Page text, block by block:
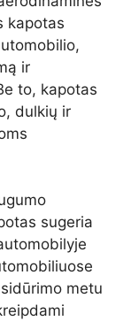
kapotas
ir
to, kapotas
dulkių ir
sugeria
metu